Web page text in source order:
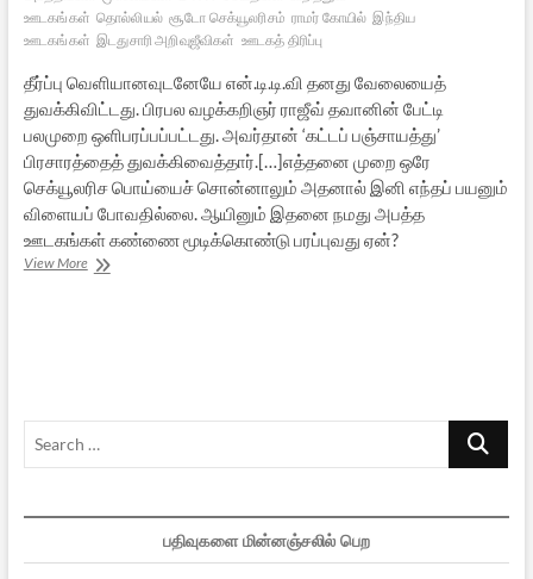
ஊடகங்கள் தொல்லியல் சூடோ செக்யூலரிசம் ராமர் கோயில் இந்திய
ஊடகங்கள் இடதுசாரி அறிவுஜீவிகள் ஊடகத் திரிப்பு
தீர்ப்பு வெளியானவுடனேயே என்.டி.டி.வி தனது வேலையைத்
துவக்கிவிட்டது. பிரபல வழக்கறிஞர் ராஜீவ் தவானின் பேட்டி
பலமுறை ஒளிபரப்பப்பட்டது. அவர்தான் ‘கட்டப் பஞ்சாயத்து’
பிரசாரத்தைத் துவக்கிவைத்தார்.[…]எத்தனை முறை ஒரே
செக்யூலரிச பொய்யைச் சொன்னாலும் அதனால் இனி எந்தப் பயனும்
விளையப் போவதில்லை. ஆயினும் இதனை நமது அபத்த
ஊடகங்கள் கண்ணை மூடிக்கொண்டு பரப்புவது ஏன்?
View Moreஅயோத்தித்
Search
பதிவுகளை மின்னஞ்சலில் பெற